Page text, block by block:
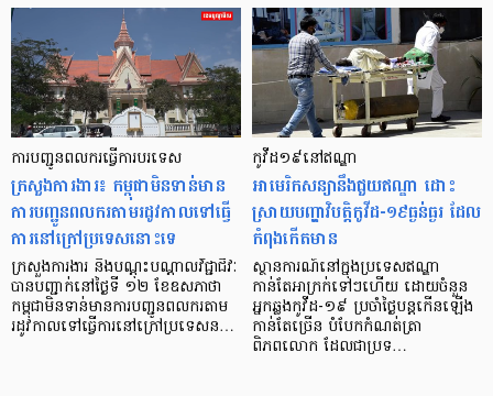
ការបញ្ជូនពលករធ្វើការបរទេស
ក្រសួងការងារ៖ កម្ពុជាមិនទាន់មាន
ការបញ្ជូនពលករតាមរដូវកាលទៅធ្វើ
ការនៅក្រៅប្រទេសនោះទេ
ក្រសួងការងារ និងបណ្តុះបណ្តាលវិជ្ជាជីវៈ
បាន​បញ្ជាក់​នៅថ្ងៃទី ១២ ខែឧសភាថា
កម្ពុជាមិនទាន់មានការបញ្ជូនពលករតាម
រដូវកាល​ទៅធ្វើការនៅក្រៅប្រទេសន…
កូវីដ១៩នៅឥណ្ឌា
អាមេរិកសន្យានឹងជួយឥណ្ឌា ដោះ
ស្រាយបញ្ហាវិបត្តិកូវីដ-១៩ធ្ងន់ធ្ងរ ដែល
កំពុងកើតមាន
ស្ថានការណ៍នៅក្នុងប្រទេសឥណ្ឌា
កាន់តែអាក្រក់ទៅៗហើយ ដោយចំនួន
អ្នកឆ្លងកូវីដ-១៩ ប្រចាំថ្ងៃបន្ដកើនឡើង
កាន់តែច្រើន បំបែកកំណត់ត្រា
ពិភពលោក ដែលជាប្រទ…